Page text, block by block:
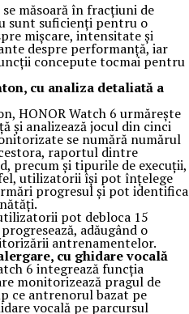
măsoară în fracțiuni de
sunt suficienți pentru o
mișcare, intensitate și
despre performanță, iar
concepute tocmai pentru
cu analiza detaliată a
HONOR Watch 6 urmărește
și analizează jocul din cinci
se numără numărul
raportul dintre
precum și tipurile de execuții,
utilizatorii își pot înțelege
progresul și pot identifica
pot debloca 15
adăugând o
antrenamentelor.
cu ghidare vocală
6 integrează funcția
monitorizează pragul de
ce antrenorul bazat pe
vocală pe parcursul